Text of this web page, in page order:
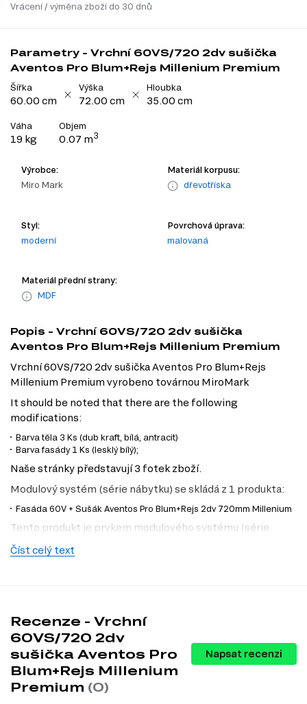
Vrácení / výměna zboží do 30 dnů
Parametry - Vrchní 60VS/720 2dv sušička
Aventos Pro Blum+Rejs Millenium Premium
Šířka
60.00 cm
Výška
72.00 cm
Hloubka
35.00 cm
Váha
19 kg
Objem
0.07 m3
Výrobce:
Miro Mark
Materiál korpusu:
dřevotříska
Styl:
moderní
Povrchová úprava:
malovaná
Materiál přední strany:
MDF
Popis - Vrchní 60VS/720 2dv sušička
Aventos Pro Blum+Rejs Millenium Premium
Vrchní 60VS/720 2dv sušička Aventos Pro Blum+Rejs
Millenium Premium vyrobeno továrnou MiroMark
It should be noted that there are the following
modifications:
Barva těla 3 Ks (dub kraft, bílá, antracit)
Barva fasády 1 Ks (lesklý bílý);
Naše stránky představují 3 fotek zboží.
Modulový systém (série nábytku) se skládá z 1 produkta:
Fasáda 60V + Sušák Aventos Pro Blum+Rejs 2dv 720mm Millenium
Tento produkt je prvkem modulového systému (série
nábytku)
Horní kuchyňské skříňky;
Kuchyňské skřínky
Kuchyňské dvířka;
Číst celý text
Recenze - Vrchní
60VS/720 2dv
sušička Aventos Pro
Blum+Rejs Millenium
Premium (0)
Napsat recenzi